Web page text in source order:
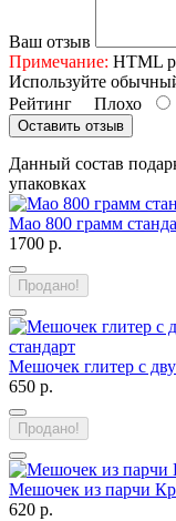
Ваш отзыв
Примечание: HTML
Используйте
Рейтинг Плохо
Оставить отзыв
Данный состав
упаковках
Мао 800 грамм
1700 р.
Продано!
Мешочек глитер с
650 р.
Продано!
Мешочек из парчи
620 р.